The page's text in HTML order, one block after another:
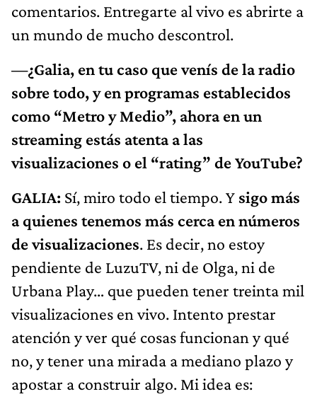
comentarios. Entregarte al vivo es abrirte a
un mundo de mucho descontrol.
—¿Galia, en tu caso que venís de la radio
sobre todo, y en programas establecidos
como “Metro y Medio”, ahora en un
streaming estás atenta a las
visualizaciones o el “rating” de YouTube?
GALIA: Sí, miro todo el tiempo. Y sigo más
a quienes tenemos más cerca en números
de visualizaciones. Es decir, no estoy
pendiente de LuzuTV, ni de Olga, ni de
Urbana Play… que pueden tener treinta mil
visualizaciones en vivo. Intento prestar
atención y ver qué cosas funcionan y qué
no, y tener una mirada a mediano plazo y
apostar a construir algo. Mi idea es: